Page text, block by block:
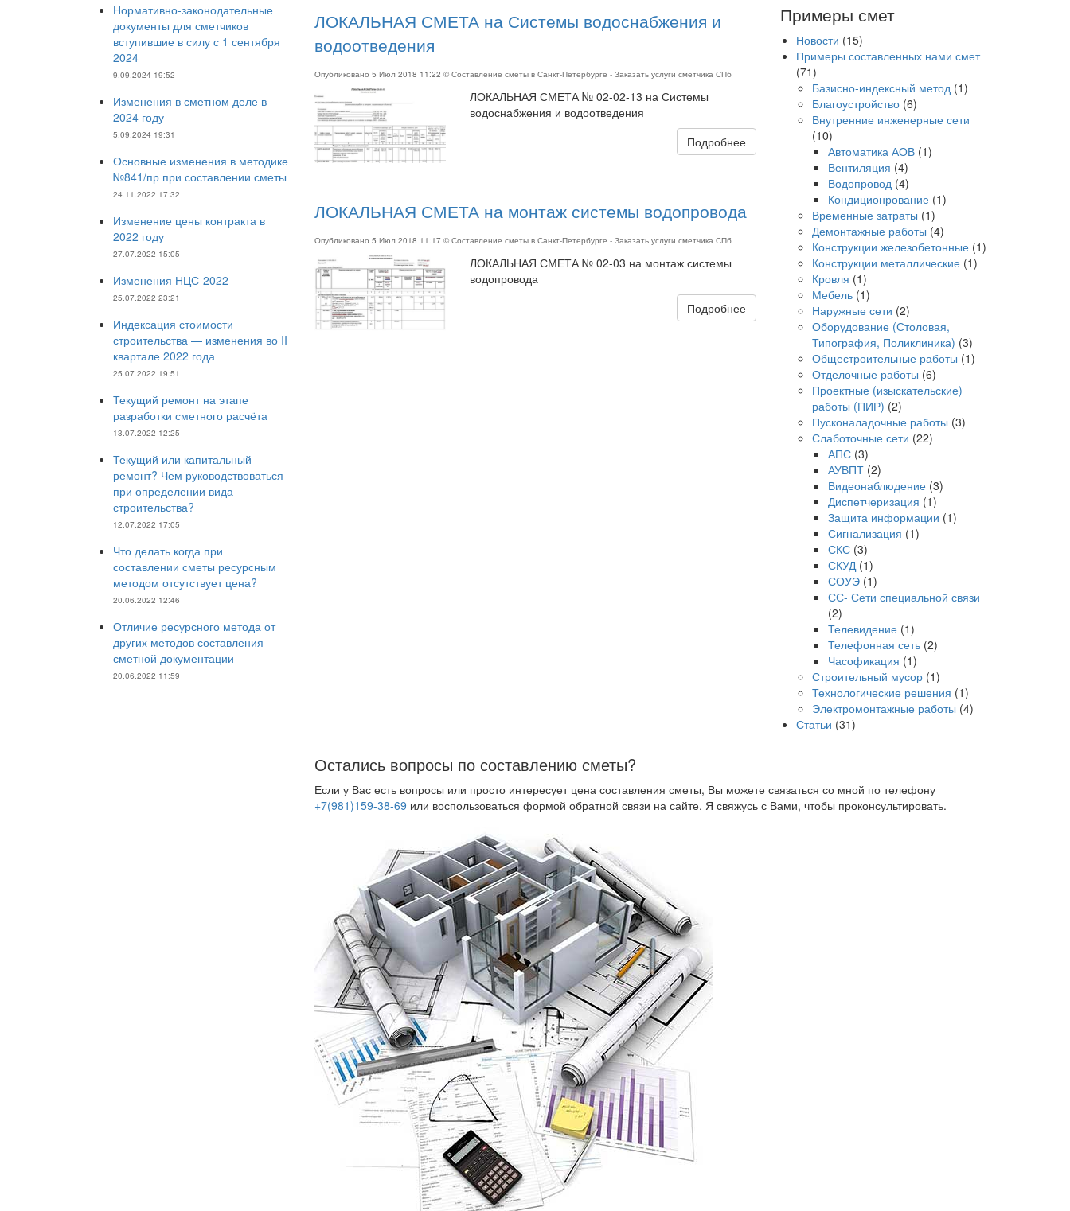
Нормативно-законодательные
документы для сметчиков
вступившие в силу с 1 сентября
2024
9.09.2024 19:52
Изменения в сметном деле в
2024 году
5.09.2024 19:31
Основные изменения в методике
№841/пр при составлении сметы
24.11.2022 17:32
Изменение цены контракта в
2022 году
27.07.2022 15:05
Изменения НЦС-2022
25.07.2022 23:21
Индексация стоимости
строительства — изменения во II
квартале 2022 года
25.07.2022 19:51
Текущий ремонт на этапе
разработки сметного расчёта
13.07.2022 12:25
Текущий или капитальный
ремонт? Чем руководствоваться
при определении вида
строительства?
12.07.2022 17:05
Что делать когда при
составлении сметы ресурсным
методом отсутствует цена?
20.06.2022 12:46
Отличие ресурсного метода от
других методов составления
сметной документации
20.06.2022 11:59
ЛОКАЛЬНАЯ СМЕТА на Системы водоснабжения и
водоотведения
Опубликовано 5 Июл 2018 11:22 © Составление сметы в Санкт-Петербурге - Заказать услуги сметчика СПб
ЛОКАЛЬНАЯ СМЕТА № 02-02-13 на Системы
водоснабжения и водоотведения
Подробнее
ЛОКАЛЬНАЯ СМЕТА на монтаж системы водопровода
Опубликовано 5 Июл 2018 11:17 © Составление сметы в Санкт-Петербурге - Заказать услуги сметчика СПб
ЛОКАЛЬНАЯ СМЕТА № 02-03 на монтаж системы
водопровода
Подробнее
Примеры смет
Новости (15)
Примеры составленных нами смет
(71)
Базисно-индексный метод(1)
Благоустройство(6)
Внутренние инженерные сети
(10)
Автоматика АОВ(1)
Вентиляция (4)
Водопровод(4)
Кондиционрование(1)
Временные затраты (1)
Демонтажные работы (4)
Конструкции железобетонные(1)
Конструкции металлические(1)
Кровля (1)
Мебель(1)
Наружные сети (2)
Оборудование (Столовая,
Типография, Поликлиника) (3)
Общестроительные работы (1)
Отделочные работы (6)
Проектные (изыскательские)
работы (ПИР) (2)
Пусконаладочные работы (3)
Слаботочные сети (22)
АПС(3)
АУВПТ(2)
Видеонаблюдение(3)
Диспетчеризация (1)
Защита информации (1)
Сигнализация (1)
СКС(3)
СКУД(1)
СОУЭ(1)
СС- Сети специальной связи
(2)
Телевидение(1)
Телефонная сеть(2)
Часофикация (1)
Строительный мусор(1)
Технологические решения (1)
Электромонтажные работы (4)
Статьи (31)
Остались вопросы по составлению сметы?
Если у Вас есть вопросы или просто интересует цена составления сметы, Вы можете связаться со мной по телефону
+7(981)159-38-69 или воспользоваться формой обратной связи на сайте. Я свяжусь с Вами, чтобы проконсультировать.